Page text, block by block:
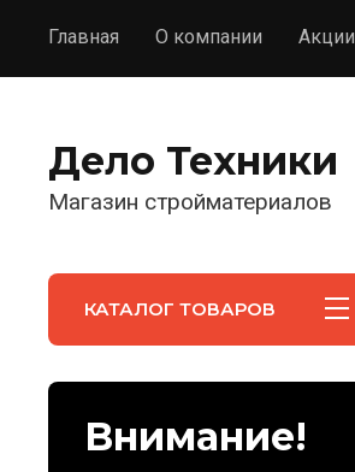
Главная О компании Акции
Дело Техники
Магазин стройматериалов
КАТАЛОГ ТОВАРОВ
Внимание!